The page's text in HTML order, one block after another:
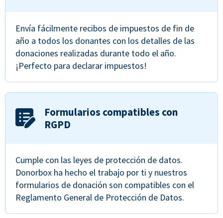
Envía fácilmente recibos de impuestos de fin de
año a todos los donantes con los detalles de las
donaciones realizadas durante todo el año.
¡Perfecto para declarar impuestos!
Formularios compatibles con
RGPD
Cumple con las leyes de protección de datos.
Donorbox ha hecho el trabajo por ti y nuestros
formularios de donación son compatibles con el
Reglamento General de Protección de Datos.